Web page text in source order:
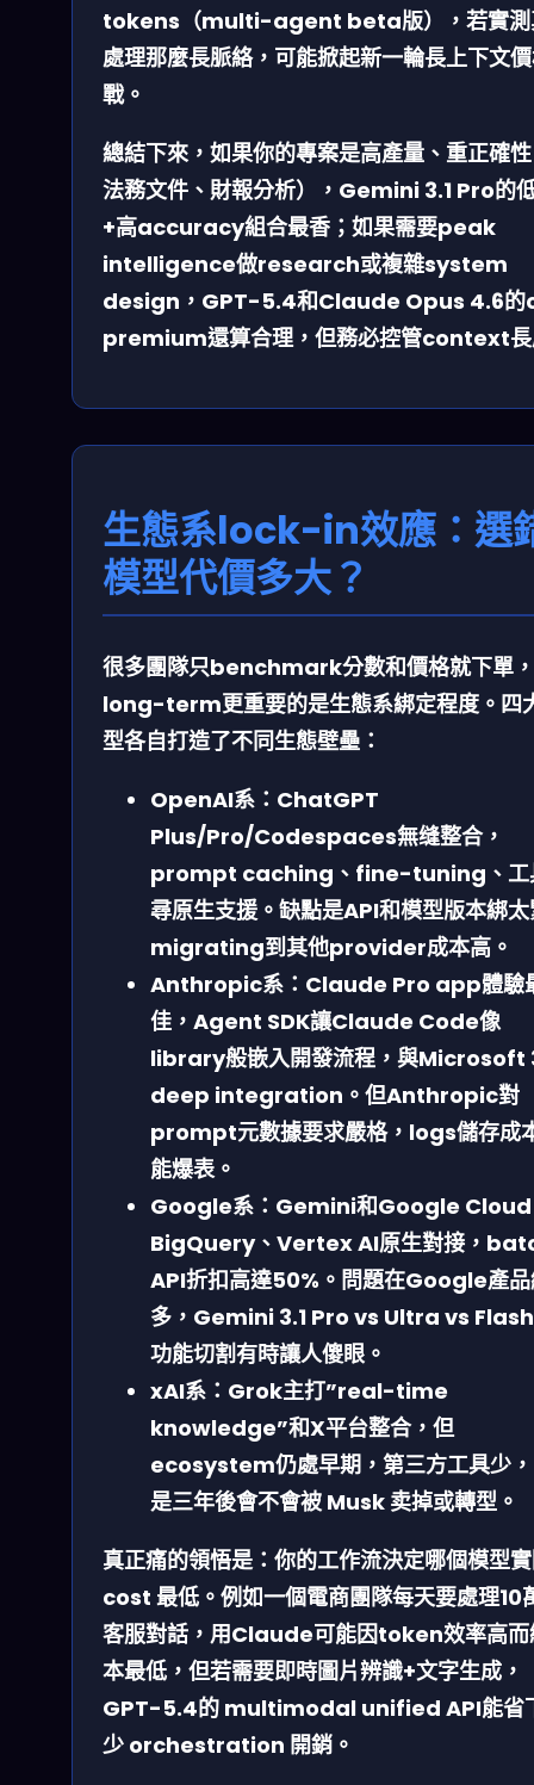
tokens（multi-agent beta版），若實測
處理那麼長脈絡，可能掀起新一輪長上下文
戰。
總結下來，如果你的專案是高產量、重正確性
法務文件、財報分析），Gemini 3.1 Pro的
+高accuracy組合最香；如果需要peak
intelligence做research或複雜system
design，GPT-5.4和Claude Opus 4.6
premium還算合理，但務必控管context長
生態系lock-in效應：選
模型代價多大？
很多團隊只benchmark分數和價格就下單
long-term更重要的是生態系綁定程度 。四
型各自打造了不同生態壁壘：
OpenAI系 ：ChatGPT
Plus/Pro/Codespaces無缝整合，
prompt caching、fine-tuning、工
尋原生支援。缺點是API和模型版本綁
migrating到其他provider成本高。
Anthropic系 ：Claude Pro app體驗
佳，Agent SDK讓Claude Code像
library般嵌入開發流程，與Microsoft
deep integration。但Anthropic對
prompt元數據要求嚴格，logs儲存成
能爆表。
Google系 ：Gemini和Google Cloud
BigQuery、Vertex AI原生對接，
API折扣高達50%。問題在Google產
多，Gemini 3.1 Pro vs Ultra vs
功能切割有時讓人傻眼。
xAI系 ：Grok主打”real-time
knowledge”和X平台整合，但
ecosystem仍處早期，第三方工具少
是三年後會不會被 Musk 卖掉或轉型。
真正痛的領悟是： 你的工作流決定哪個模型
cost 最低 。例如一個電商團隊每天要處理10
客服對話，用Claude可能因token效率高而
本最低，但若需要即時圖片辨識+文字生成，
GPT-5.4的 multimodal unified API能省
少 orchestration 開銷。